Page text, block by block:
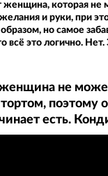
женщина, которая не
и руки, при
но самое
всё это логично.
не
поэтому
есть.